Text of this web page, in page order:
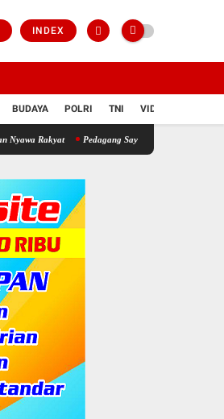
INDEX
BUDAYA POLRI TNI VIDIO
Pedagang Sayur Keliling Ikut Rasakan Berkah